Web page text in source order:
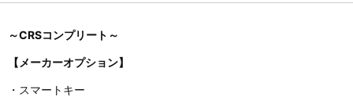
～CRSコンプリート～
【メーカーオプション】
・スマートキー